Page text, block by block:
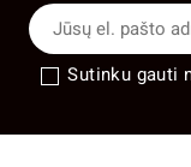
Sutinku gauti